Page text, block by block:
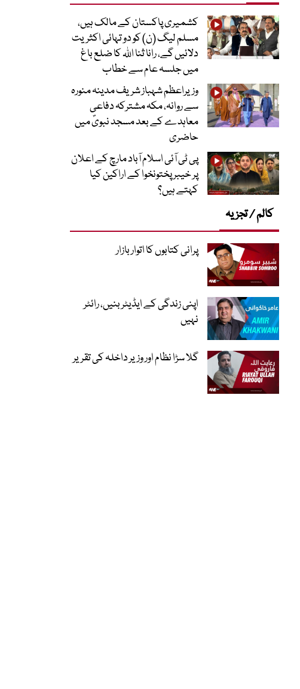
کشمیری پاکستان کے مالک ہیں،
مسلم لیگ (ن) کو دو تہائی اکثریت
دلائیں گے، رانا ثنا اللہ کا ضلع باغ
میں جلسہ عام سے خطاب
وزیراعظم شہباز شریف مدینہ منورہ
سے روانہ، مکہ مشترکہ دفاعی
معاہدے کے بعد مسجد نبویؐ میں
حاضری
پی ٹی آئی اسلام آباد مارچ کے اعلان
پر خیبر پختونخوا کے اراکین کیا
کہتے ہیں؟
کالم / تجزیہ
پرانی کتابوں کا اتوار بازار
اپنی زندگی کے ایڈیٹر بنیں، رائٹر
نہیں
گلا سڑا نظام اور وزیر داخلہ کی تقریر